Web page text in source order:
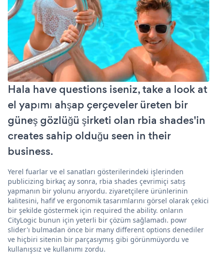
Hala have questions iseniz, take a look at
el yapımı ahşap çerçeveler üreten bir
güneş gözlüğü şirketi olan rbia shades'in
creates sahip olduğu seen in their
business.
Yerel fuarlar ve el sanatları gösterilerindeki işlerinden
publicizing birkaç ay sonra, rbia shades çevrimiçi satış
yapmanın bir yolunu arıyordu. ziyaretçilere ürünlerinin
kalitesini, hafif ve ergonomik tasarımlarını görsel olarak çekici
bir şekilde göstermek için required the ability. onların
CityLogic bunun için yeterli bir çözüm sağlamadı. powr
slider'ı bulmadan önce bir many different options denediler
ve hiçbiri sitenin bir parçasıymış gibi görünmüyordu ve
kullanışsız ve kullanımı zordu.